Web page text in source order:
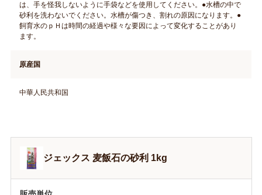
は、手を怪我しないように手袋などを使用してください。●水槽の中で
砂利を洗わないでください。水槽が傷つき、割れの原因になります。●
飼育水のｐＨは時間の経過や様々な要因によって変化することがあり
ます。
原産国
中華人民共和国
ジェックス 麦飯石の砂利 1kg